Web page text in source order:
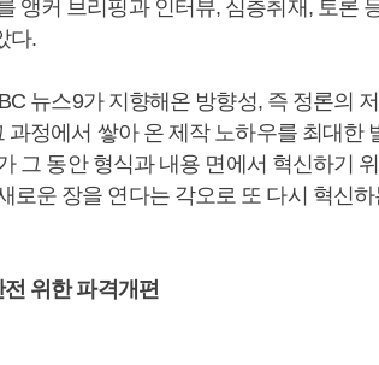
앵커 브리핑과 인터뷰, 심층취재, 토론
다.
뉴스9가 지향해온 방향성, 즉 정론의
정에서 쌓아 온 제작 노하우를 최대한
그 동안 형식과 내용 면에서 혁신하기
로운 장을 연다는 각오로 또 다시 혁신
위한 파격개편